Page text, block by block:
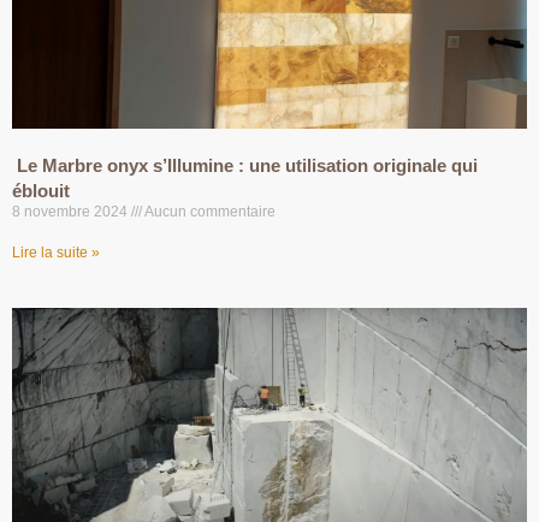
Le Marbre onyx s’Illumine : une utilisation originale qui
éblouit
8 novembre 2024 Aucun commentaire
Lire la suite »